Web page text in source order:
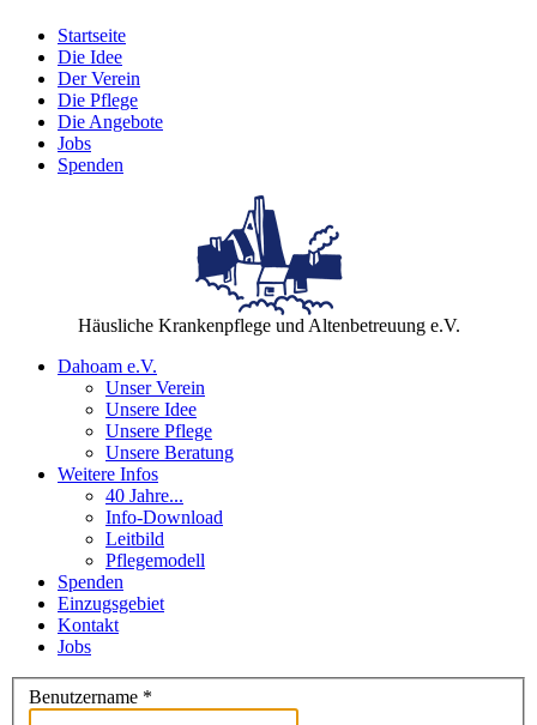
Startseite
Die Idee
Der Verein
Die Pflege
Die Angebote
Jobs
Spenden
Häusliche Krankenpflege und Altenbetreuung e.V.
Dahoam e.V.
Unser Verein
Unsere Idee
Unsere Pflege
Unsere Beratung
Weitere Infos
40 Jahre...
Info-Download
Leitbild
Pflegemodell
Spenden
Einzugsgebiet
Kontakt
Jobs
Benutzername *